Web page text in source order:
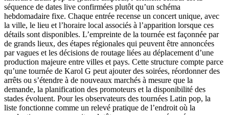
séquence de dates live confirmées plutôt qu’un schéma
hebdomadaire fixe. Chaque entrée recense un concert unique, avec
la ville, le lieu et l’horaire local associés à l’apparition lorsque ces
détails sont disponibles. L’empreinte de la tournée est façonnée par
de grands lieux, des étapes régionales qui peuvent être annoncées
par vagues et les décisions de routage liées au déplacement d’une
production majeure entre villes et pays. Cette structure compte parce
qu’une tournée de Karol G peut ajouter des soirées, réordonner des
arrêts ou s’étendre à de nouveaux marchés à mesure que la
demande, la planification des promoteurs et la disponibilité des
stades évoluent. Pour les observateurs des tournées Latin pop, la
liste fonctionne comme un relevé pratique de l’endroit où la